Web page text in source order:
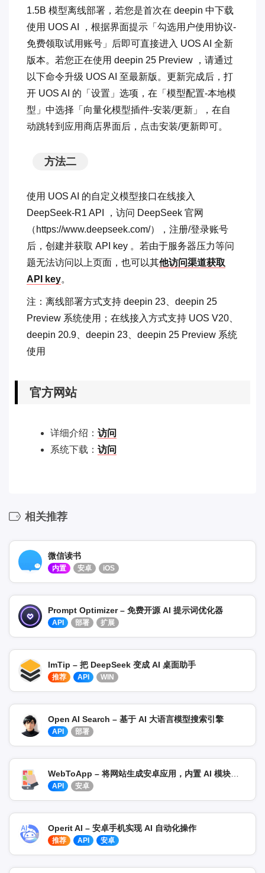
1.5B 模型离线部署，若您是首次在 deepin 中下载
使用 UOS AI ，根据界面提示「勾选用户使用协议-
免费领取试用账号」后即可直接进入 UOS AI 全新
版本。若您正在使用 deepin 25 Preview ，请通过
以下命令升级 UOS AI 至最新版。更新完成后，打
开 UOS AI 的「设置」选项，在「模型配置-本地模
型」中选择「向量化模型插件-安装/更新」，在自
动跳转到应用商店界面后，点击安装/更新即可。
方法二
使用 UOS AI 的自定义模型接口在线接入
DeepSeek-R1 API ，访问 DeepSeek 官网
（https://www.deepseek.com/），注册/登录账号
后，创建并获取 API key 。若由于服务器压力等问
题无法访问以上页面，也可以其他访问渠道获取
API key。
注：离线部署方式支持 deepin 23、deepin 25
Preview 系统使用；在线接入方式支持 UOS V20、
deepin 20.9、deepin 23、deepin 25 Preview 系统
使用
官方网站
详细介绍： 访问
系统下载： 访问
相关推荐
微信读书
内置 安卓 iOS
Prompt Optimizer – 免费开源 AI 提示词优化器
API 部署 扩展
ImTip – 把 DeepSeek 变成 AI 桌面助手
推荐 API WIN
Open AI Search – 基于 AI 大语言模型搜索引擎
API 部署
WebToApp – 将网站生成安卓应用，内置 AI 模块开发 + 去除广告
API 安卓
Operit AI – 安卓手机实现 AI 自动化操作
推荐 API 安卓